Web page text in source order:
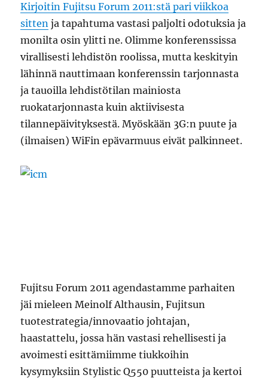
Kirjoitin Fujitsu Forum 2011:stä pari viikkoa
sitten ja tapahtuma vastasi paljolti odotuksia ja
monilta osin ylitti ne. Olimme konferenssissa
virallisesti lehdistön roolissa, mutta keskityin
lähinnä nauttimaan konferenssin tarjonnasta
ja tauoilla lehdistötilan mainiosta
ruokatarjonnasta kuin aktiivisesta
tilannepäivityksestä. Myöskään 3G:n puute ja
(ilmaisen) WiFin epävarmuus eivät palkinneet.
Fujitsu Forum 2011 agendastamme parhaiten
jäi mieleen Meinolf Althausin, Fujitsun
tuotestrategia/innovaatio johtajan,
haastattelu, jossa hän vastasi rehellisesti ja
avoimesti esittämiimme tiukkoihin
kysymyksiin Stylistic Q550 puutteista ja kertoi